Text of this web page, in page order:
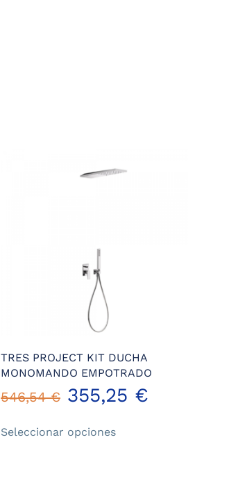
TRES PROJECT KIT DUCHA
MONOMANDO EMPOTRADO
546,54€ 355,25 €
Seleccionar opcionesproducto